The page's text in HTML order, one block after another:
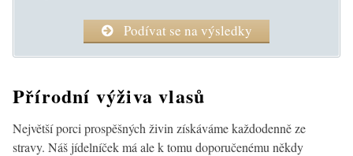
Podívat se na výsledky
Přírodní výživa vlasů
Největší porci prospěšných živin získáváme každodenně ze
stravy. Náš jídelníček má ale k tomu doporučenému někdy